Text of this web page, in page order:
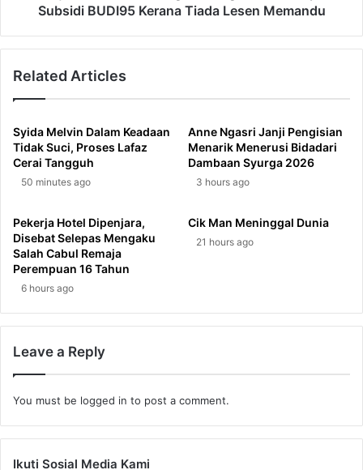
LesenSubsidi BUDI95 Kerana Tiada Lesen Memandu
Related Articles
Syida Melvin Dalam Keadaan
Tidak Suci, Proses Lafaz
Cerai Tangguh
50 minutes ago
Anne Ngasri Janji Pengisian
Menarik Menerusi Bidadari
Dambaan Syurga 2026
3 hours ago
Pekerja Hotel Dipenjara,
Disebat Selepas Mengaku
Salah Cabul Remaja
Perempuan 16 Tahun
6 hours ago
Cik Man Meninggal Dunia
21 hours ago
Leave a Reply
You must be logged in to post a comment.
Ikuti Sosial Media Kami